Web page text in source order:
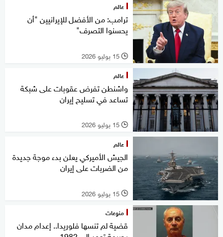
عالم
ترامب: من الأفضل للإيرانيين "أن
يحسنوا التصرف"
l 15 يوليو 2026
عالم
واشنطن تفرض عقوبات على شبكة
تساعد في تسليح إيران
l 15 يوليو 2026
عالم
الجيش الأميركي يعلن بدء موجة جديدة
من الضربات على إيران
l 15 يوليو 2026
منوعات
قضية لم تنسها فلوريدا.. إعدام مدان